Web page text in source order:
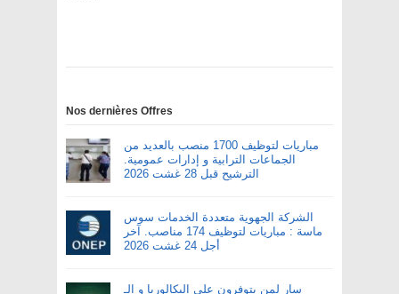
Nos dernières Offres
مباريات لتوظيف 1700 منصب بالعديد من
الجماعات الترابية و إدارات عمومية.
الترشيح قبل 28 غشت 2026
الشركة الجهوية متعددة الخدمات سوس
ماسة : مباريات لتوظيف 174 مناصب. آخر
أجل 24 غشت 2026
سار لمن يتوفرون على البكالوريا و الـ